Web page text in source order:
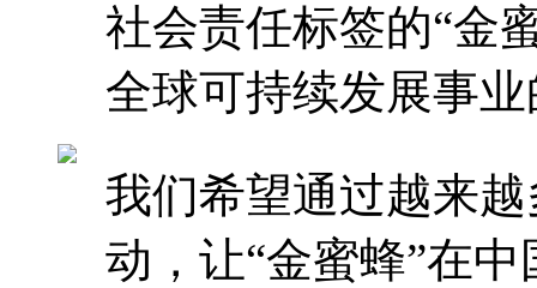
社会责任标签的“金
全球可持续发展事
我们希望通过越来
动，让“金蜜蜂”在